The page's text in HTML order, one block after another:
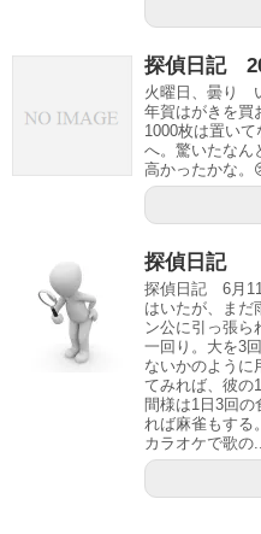
探偵日記
火曜日、曇り
年賀はがきを買
1000枚は置い
へ。驚いたなん
高かったかな。
探偵日記
探偵日記 6月
はいたが、まだ
ン公に引っ張ら
一回り。大を3
ないかのように
てみれば、彼の
間様は1日3回
れば麻雀もする
カラオケで歌の